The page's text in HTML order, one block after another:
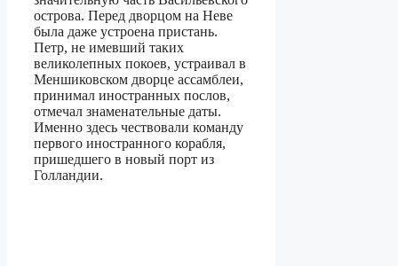
острова. Перед дворцом на Неве
была даже устроена пристань.
Петр, не имевший таких
великолепных покоев, устраивал в
Меншиковском дворце ассамблеи,
принимал иностранных послов,
отмечал знаменательные даты.
Именно здесь чествовали команду
первого иностранного корабля,
пришедшего в новый порт из
Голландии.